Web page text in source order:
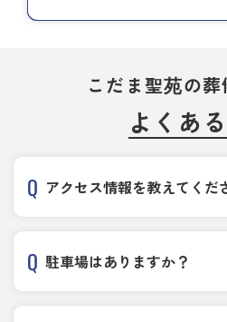
こだま聖苑の
よくあ
アクセス情報を教えてくだ
駐車場はありますか？